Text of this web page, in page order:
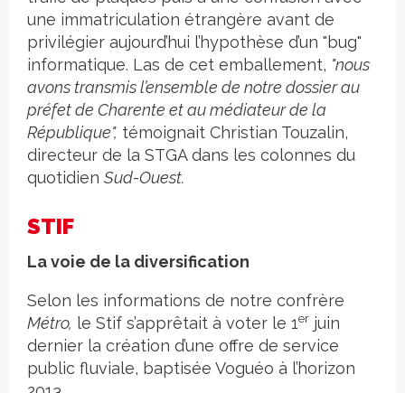
une immatriculation étrangère avant de
privilégier aujourd’hui l’hypothèse d’un "bug"
informatique. Las de cet emballement, "nous
avons transmis l’ensemble de notre dossier au
préfet de Charente et au médiateur de la
République", témoignait Christian Touzalin,
directeur de la STGA dans les colonnes du
quotidien Sud-Ouest.
STIF
La voie de la diversification
Selon les informations de notre confrère
Métro, le Stif s’apprêtait à voter le 1er juin
dernier la création d’une offre de service
public fluviale, baptisée Voguéo à l’horizon